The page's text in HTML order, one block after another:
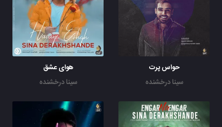
حواس پرت
سینا درخشنده
هوای عشق
سینا درخشنده